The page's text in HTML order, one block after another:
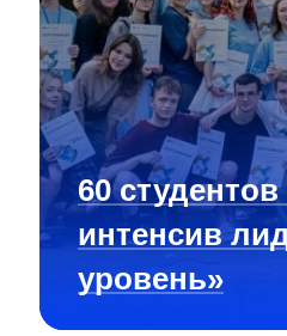
60
интенсив
уровень»